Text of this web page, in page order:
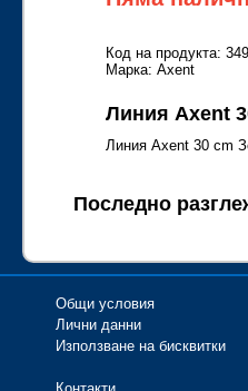
Код на продукта:
Марка: Axent
Линия Axent
Линия Axent 30 cm
Последно
Общи условия
Лични данни
Използване на бисквитки